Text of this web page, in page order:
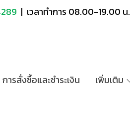
| เวลาทำการ 08.00-19.00 น.
การสั่งซื้อและชำระเงิน เพิ่มเติม